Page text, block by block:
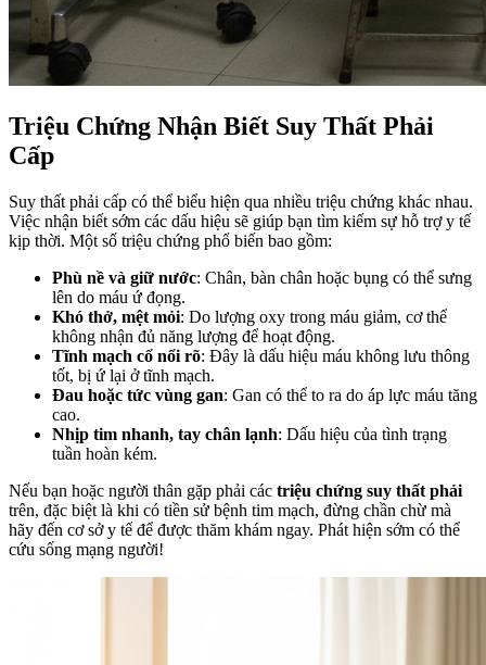
Triệu Chứng Nhận Biết Suy Thất Phải
Cấp
Suy thất phải cấp có thể biểu hiện qua nhiều triệu chứng khác nhau.
Việc nhận biết sớm các dấu hiệu sẽ giúp bạn tìm kiếm sự hỗ trợ y tế
kịp thời. Một số triệu chứng phổ biến bao gồm:
Phù nề và giữ nước: Chân, bàn chân hoặc bụng có thể sưng
lên do máu ứ đọng.
Khó thở, mệt mỏi: Do lượng oxy trong máu giảm, cơ thể
không nhận đủ năng lượng để hoạt động.
Tĩnh mạch cổ nổi rõ: Đây là dấu hiệu máu không lưu thông
tốt, bị ứ lại ở tĩnh mạch.
Đau hoặc tức vùng gan: Gan có thể to ra do áp lực máu tăng
cao.
Nhịp tim nhanh, tay chân lạnh: Dấu hiệu của tình trạng
tuần hoàn kém.
Nếu bạn hoặc người thân gặp phải các triệu chứng suy thất phải
trên, đặc biệt là khi có tiền sử bệnh tim mạch, đừng chần chừ mà
hãy đến cơ sở y tế để được thăm khám ngay. Phát hiện sớm có thể
cứu sống mạng người!